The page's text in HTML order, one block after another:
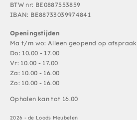
BTW nr: BE0887553859
IBAN: BE88733039974841
Openingstijden
Ma t/m wo: Alleen geopend op afspraak
Do: 10.00 - 17.00
Vr: 10.00 - 17.00
Za: 10.00 - 16.00
Zo: 10.00 - 16.00
Ophalen kan tot 16.00
2026 - de Loods Meubelen